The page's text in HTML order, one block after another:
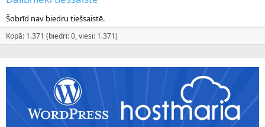
Šobrīd nav biedru tiešsaistē.
Kopā: 1.371 (biedri: 0, viesi: 1.371)